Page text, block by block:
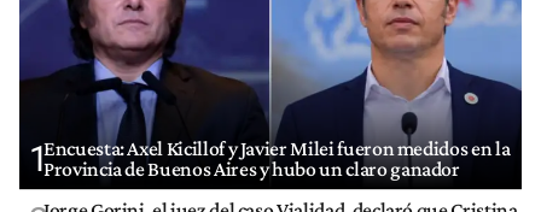
1Encuesta: Axel Kicillof y Javier Milei fueron medidos en la
Provincia de Buenos Aires y hubo un claro ganador